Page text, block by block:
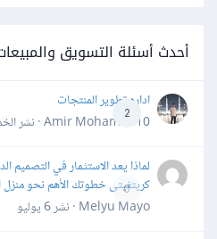
أحدث أسئلة التسويق
2
اداره تطوير المنتجات
Amir Mohamed10 · نشر
0
لماذا يعد الاستثمار في التصميم
كريتفيتى خطوتك الأهم نحو منزل
Melyu Mayo · نشر
6 يوليو